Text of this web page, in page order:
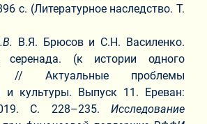
с. (Литературное наследство. Т.
В.Я. Брюсов и С.Н. Василенко.
серенада. (к истории одного
// Актуальные проблемы
и культуры. Выпуск 11. Ереван:
С. 228–235. Исследование